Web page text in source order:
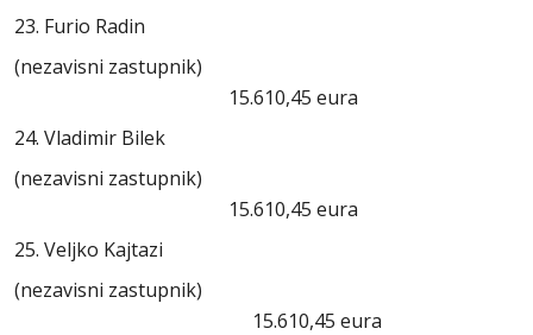
23. Furio Radin
(nezavisni zastupnik)
15.610,45 eura
24. Vladimir Bilek
(nezavisni zastupnik)
15.610,45 eura
25. Veljko Kajtazi
(nezavisni zastupnik)
15.610,45 eura